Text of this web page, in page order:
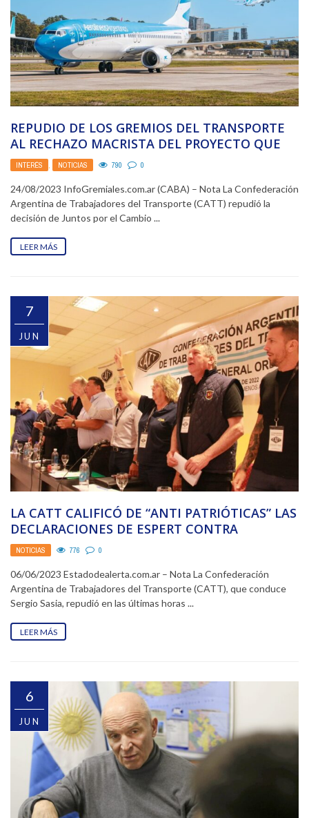
REPUDIO DE LOS GREMIOS DEL TRANSPORTE
AL RECHAZO MACRISTA DEL PROYECTO QUE
PROCURA MANTENER A ...
INTERÉS , NOTICIAS 790 0
24/08/2023 InfoGremiales.com.ar (CABA) – Nota La Confederación
Argentina de Trabajadores del Transporte (CATT) repudió la
decisión de Juntos por el Cambio ...
LEER MÁS
7
JUN
LA CATT CALIFICÓ DE “ANTI PATRIÓTICAS” LAS
DECLARACIONES DE ESPERT CONTRA
AEROLÍNEAS
NOTICIAS 776 0
06/06/2023 Estadodealerta.com.ar – Nota La Confederación
Argentina de Trabajadores del Transporte (CATT), que conduce
Sergio Sasia, repudió en las últimas horas ...
LEER MÁS
6
JUN